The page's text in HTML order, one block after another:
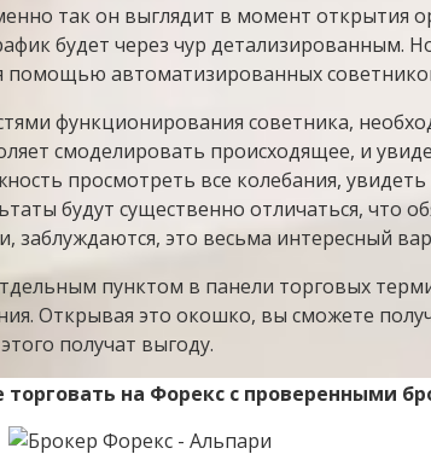
так он выглядит в момент открытия
будет через чур детализированным.
помощью автоматизированных
функционирования советника,
смоделировать происходящее, и
просмотреть все колебания,
будут существенно отличаться, что
заблуждаются, это весьма интересный
пунктом в панели торговых
Открывая это окошко, вы сможете
получат выгоду.
торговать на Форекс с проверенными